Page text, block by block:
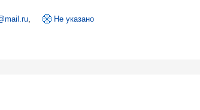
, Не указано